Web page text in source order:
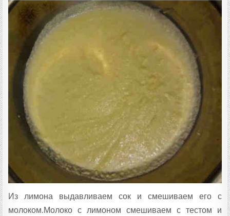
Из лимона выдавливаем сок и смешиваем его с
молоком.Молоко с лимоном смешиваем с тестом и